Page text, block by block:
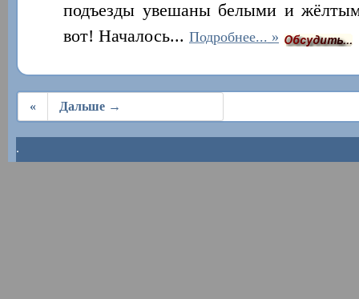
подъезды увешаны белыми и
вот! Началось... Подробнее...
« Дальше →
.